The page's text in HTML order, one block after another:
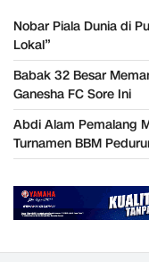
Nobar Piala Dunia di
Lokal”
Babak 32 Besar
Ganesha FC Sore Ini
Abdi Alam Pemalang
Turnamen BBM